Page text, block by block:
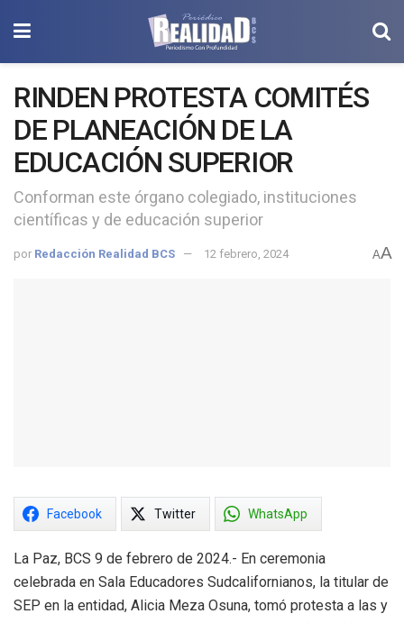
RINDEN PROTESTA COMITÉS
DE PLANEACIÓN DE LA
EDUCACIÓN SUPERIOR
Conforman este órgano colegiado, instituciones
científicas y de educación superior
por Redacción Realidad BCS 12 febrero, 2024 AA
Facebook Twitter WhatsApp
La Paz, BCS 9 de febrero de 2024.- En ceremonia
celebrada en Sala Educadores Sudcalifornianos, la titular de
SEP en la entidad, Alicia Meza Osuna, tomó protesta a las y